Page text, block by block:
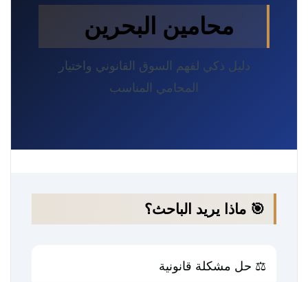
محامين البحرين
دليل ذكي لفهم السوق القانوني واختيار
المحامي المناسب
🎯 ماذا يريد الباحث؟
⚖️ حل مشكلة قانونية